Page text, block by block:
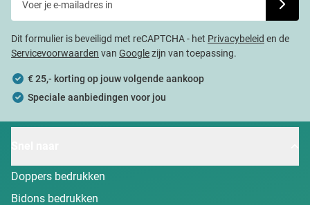
Dit formulier is beveiligd met reCAPTCHA - het Privacybeleid en de
Servicevoorwaarden van Googlezijn van toepassing.
€ 25,- korting op jouw volgende aankoop
Speciale aanbiedingen voor jou
Doppers bedrukken
Bidons bedrukken